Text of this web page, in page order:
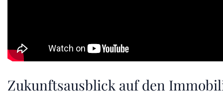
Zukunftsausblick auf den